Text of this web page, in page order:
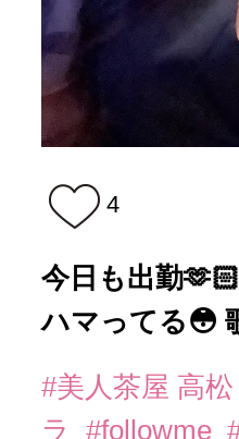
4
今日も出勤
ハマってる😳
#美人茶屋 高松
ラ
#followme